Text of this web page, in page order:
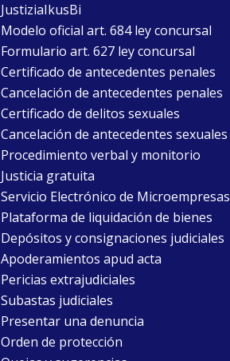
JustiziaIkusBi
Modelo oficial art. 684 ley concursal
Formulario art. 627 ley concursal
Certificado de antecedentes penales
Cancelación de antecedentes penales
Certificado de delitos sexuales
Cancelación de antecedentes sexuales
Procedimiento verbal y monitorio
Justicia gratuita
Servicio Electrónico de Microempresas
Plataforma de liquidación de bienes
Depósitos y consignaciones judiciales
Apoderamientos apud acta
Pericias extrajudiciales
Subastas judiciales
Presentar una denuncia
Orden de protección